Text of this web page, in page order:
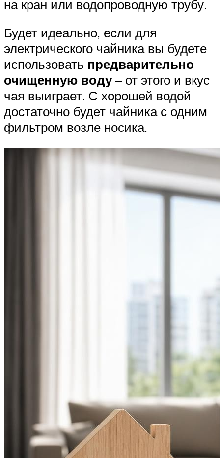
на кран или водопроводную трубу.
Будет идеально, если для
электрического чайника вы будете
использовать предварительно
очищенную воду– от этого и вкус
чая выиграет. С хорошей водой
достаточно будет чайника с одним
фильтром возле носика.